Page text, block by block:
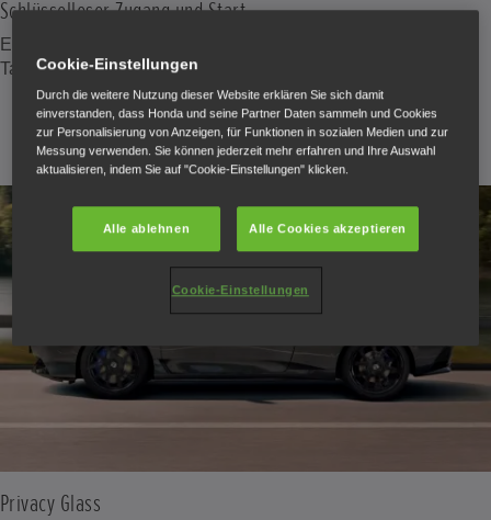
Schlüsselloser Zugang und Start
Entriegeln, starten und losfahren, ohne den Schlüssel aus der
Tasche zu nehmen – ein Komfort, der Sie begleitet.
Privacy Glass
Cookie-Einstellungen
Durch die weitere Nutzung dieser Website erklären Sie sich damit
einverstanden, dass Honda und seine Partner Daten sammeln und Cookies
zur Personalisierung von Anzeigen, für Funktionen in sozialen Medien und zur
Messung verwenden. Sie können jederzeit mehr erfahren und Ihre Auswahl
aktualisieren, indem Sie auf "Cookie-Einstellungen" klicken.
Alle ablehnen Alle Cookies akzeptieren
Cookie-Einstellungen